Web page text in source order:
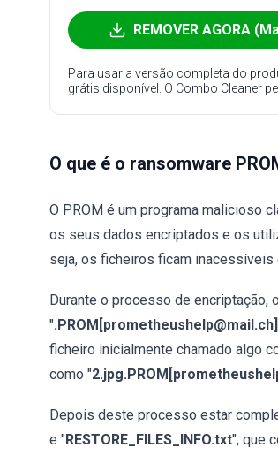
REMOVER AGORA
Para usar a versão completa do
grátis disponível. O Combo Cleaner
O que é o ransomware
O PROM é um programa malicioso
os seus dados encriptados e os
seja, os ficheiros ficam
Durante o processo de
".PROM[prometheushelp@mail.ch]
ficheiro inicialmente chamado algo
como "
Depois deste processo estar
e "RESTORE_FILES_INFO.txt", que